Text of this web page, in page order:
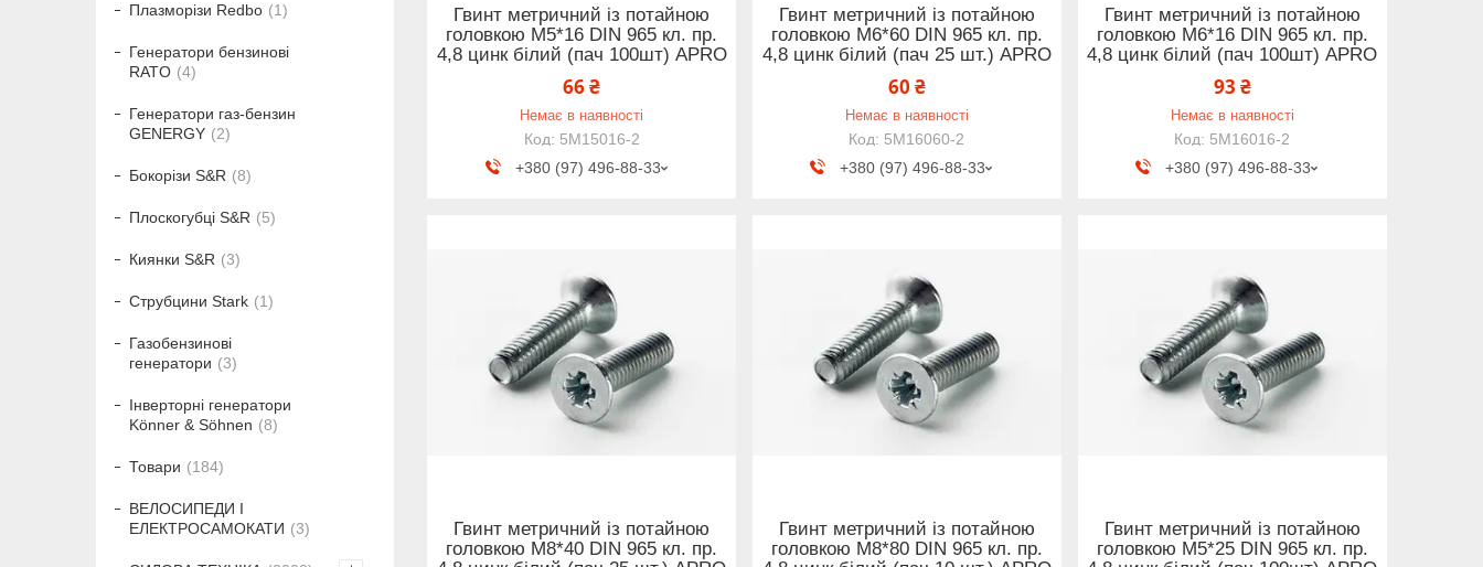
Гвинт метричний із потайною
головкою М5*16 DIN 965 кл. пр.
4,8 цинк білий (пач 100шт) APRO
66 ₴
Немає в наявності
5M15016-2
+380 (97) 496-88-33
Гвинт метричний із потайною
головкою М6*60 DIN 965 кл. пр.
4,8 цинк білий (пач 25 шт.) APRO
60 ₴
Немає в наявності
5M16060-2
+380 (97) 496-88-33
Гвинт метричний із потайною
головкою М6*16 DIN 965 кл. пр.
4,8 цинк білий (пач 100шт) APRO
93 ₴
Немає в наявності
5M16016-2
+380 (97) 496-88-33
Гвинт метричний із потайною
головкою М8*40 DIN 965 кл. пр.
Гвинт метричний із потайною
головкою М8*80 DIN 965 кл. пр.
Гвинт метричний із потайною
головкою М5*25 DIN 965 кл. пр.
Плазморізи Redbo 1
Генератори бензинові
RATO
4
Генератори газ-бензин
GENERGY
2
Бокорізи S&R 8
Плоскогубці S&R 5
Киянки S&R 3
Струбцини Stark 1
Газобензинові
генератори
3
Інверторні генератори
Könner & Söhnen
8
Товари 184
ВЕЛОСИПЕДИ І
ЕЛЕКТРОСАМОКАТИ
3